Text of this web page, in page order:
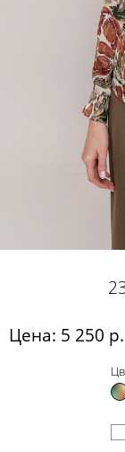
Цена: 5 250 р.